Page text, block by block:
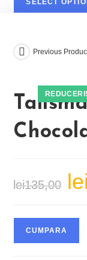
fost:
SELECT
REDUCERI!
Previous
lei135,00
Prețul
inițial
alei
CUMPARA